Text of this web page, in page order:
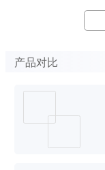
产品对比